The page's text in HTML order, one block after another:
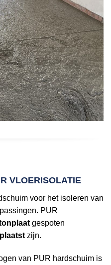
VLOERISOLATIE
voor het isoleren van
PUR
gespoten
zijn.
van PUR hardschuim is